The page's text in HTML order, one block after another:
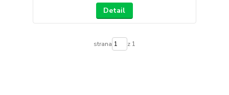
Detail
strana z 1